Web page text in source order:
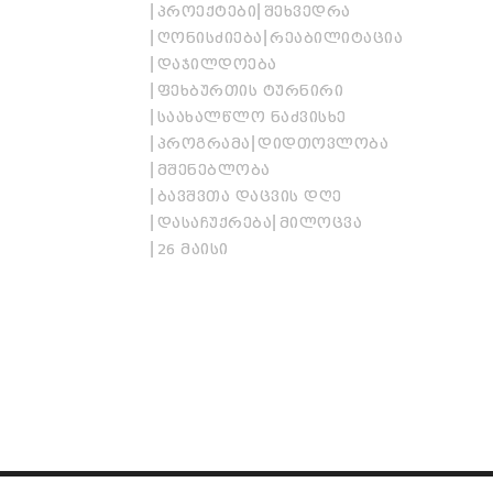
ᲞᲠᲝᲔᲥᲢᲔᲑᲘ ᲨᲔᲮᲕᲔᲓᲠᲐ
ᲦᲝᲜᲘᲡᲫᲘᲔᲑᲐ ᲠᲔᲐᲑᲘᲚᲘᲢᲐᲪᲘᲐ
ᲓᲐᲯᲘᲚᲓᲝᲔᲑᲐ
ᲤᲔᲮᲑᲣᲠᲗᲘᲡ ᲢᲣᲠᲜᲘᲠᲘ
ᲡᲐᲐᲮᲐᲚᲬᲚᲝ ᲜᲐᲫᲕᲘᲡᲮᲔ
ᲞᲠᲝᲒᲠᲐᲛᲐ ᲓᲘᲓᲗᲝᲕᲚᲝᲑᲐ
ᲛᲨᲔᲜᲔᲑᲚᲝᲑᲐ
ᲑᲐᲕᲨᲕᲗᲐ ᲓᲐᲪᲕᲘᲡ ᲓᲦᲔ
ᲓᲐᲡᲐᲩᲣᲥᲠᲔᲑᲐ ᲛᲘᲚᲝᲪᲕᲐ
26 ᲛᲐᲘᲡᲘ